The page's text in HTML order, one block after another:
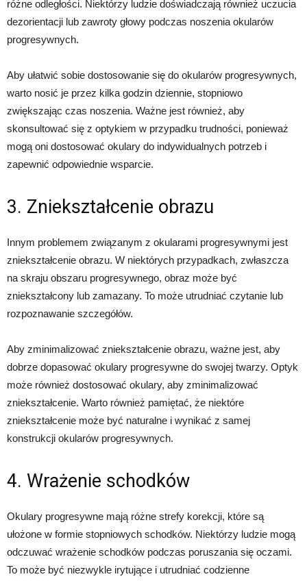
różne odległości. Niektórzy ludzie doświadczają również uczucia
dezorientacji lub zawroty głowy podczas noszenia okularów
progresywnych.
Aby ułatwić sobie dostosowanie się do okularów progresywnych,
warto nosić je przez kilka godzin dziennie, stopniowo
zwiększając czas noszenia. Ważne jest również, aby
skonsultować się z optykiem w przypadku trudności, ponieważ
mogą oni dostosować okulary do indywidualnych potrzeb i
zapewnić odpowiednie wsparcie.
3. Zniekształcenie obrazu
Innym problemem związanym z okularami progresywnymi jest
zniekształcenie obrazu. W niektórych przypadkach, zwłaszcza
na skraju obszaru progresywnego, obraz może być
zniekształcony lub zamazany. To może utrudniać czytanie lub
rozpoznawanie szczegółów.
Aby zminimalizować zniekształcenie obrazu, ważne jest, aby
dobrze dopasować okulary progresywne do swojej twarzy. Optyk
może również dostosować okulary, aby zminimalizować
zniekształcenie. Warto również pamiętać, że niektóre
zniekształcenie może być naturalne i wynikać z samej
konstrukcji okularów progresywnych.
4. Wrażenie schodków
Okulary progresywne mają różne strefy korekcji, które są
ułożone w formie stopniowych schodków. Niektórzy ludzie mogą
odczuwać wrażenie schodków podczas poruszania się oczami.
To może być niezwykle irytujące i utrudniać codzienne